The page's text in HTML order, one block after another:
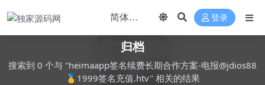
登录
归档
搜索到 0 个与 "heimaapp签名续费长期合作方案-电报@jdios88
🥇1999签名充值.htv" 相关的结果